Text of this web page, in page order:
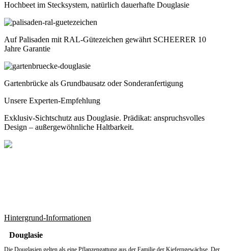
Hochbeet im Stecksystem, natürlich dauerhafte Douglasie
Auf Palisaden mit RAL-Gütezeichen gewährt SCHEERER 10
Jahre Garantie
Gartenbrücke als Grundbausatz oder Sonderanfertigung
Unsere Experten-Empfehlung
Exklusiv-Sichtschutz aus Douglasie. Prädikat: anspruchsvolles
Design – außergewöhnliche Haltbarkeit.
Hintergrund-Informationen
Douglasie